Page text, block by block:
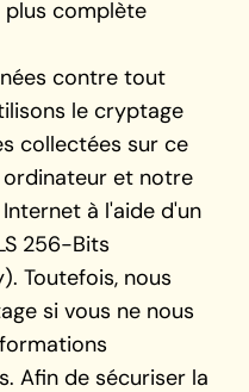
plus complète
contre tout
le cryptage
collectées sur ce
et notre
à l'aide d'un
256-Bits
Toutefois, nous
si vous ne nous
Afin de sécuriser la